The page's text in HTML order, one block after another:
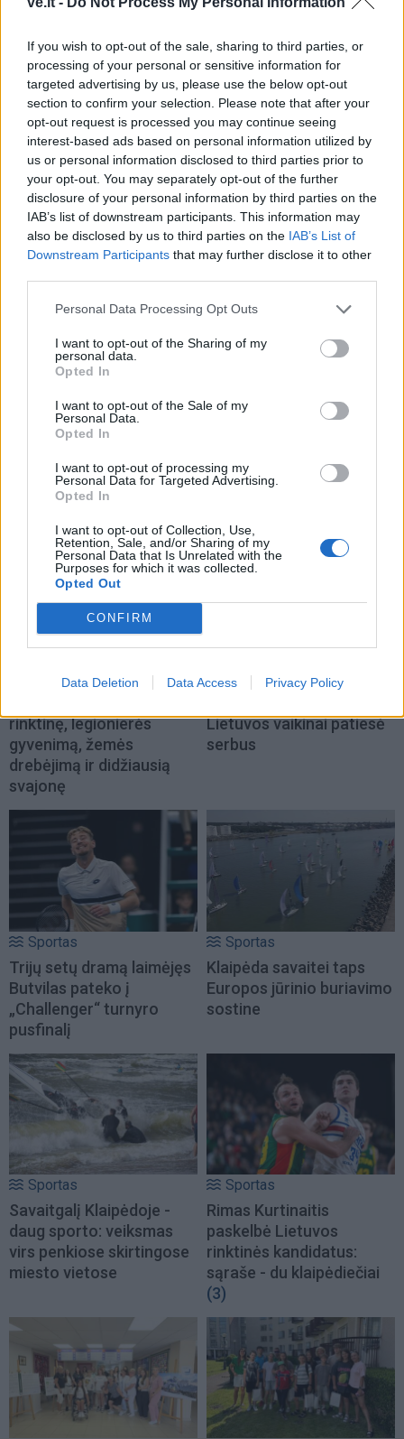
If you wish to opt-out of the sale, sharing to third parties, or
processing of your personal or sensitive information for
targeted advertising by us, please use the below opt-out
section to confirm your selection. Please note that after your
opt-out request is processed you may continue seeing
interest-based ads based on personal information utilized by
us or personal information disclosed to third parties prior to
your opt-out. You may separately opt-out of the further
disclosure of your personal information by third parties on the
IAB’s list of downstream participants. This information may
also be disclosed by us to third parties on the IAB’s List of
Downstream Participants that may further disclose it to other
Personal Data Processing Opt Outs
I want to opt-out of the Sharing of my
personal data.
Opted In
I want to opt-out of the Sale of my
Personal Data.
Opted In
I want to opt-out of processing my
Personal Data for Targeted Advertising.
Opted In
I want to opt-out of Collection, Use,
Retention, Sale, and/or Sharing of my
Personal Data that Is Unrelated with the
Purposes for which it was collected.
Opted Out
CONFIRM
Data Deletion Data Access Privacy Policy
Sutinku sutaisyklėmis
This site is protected by
reCAPTCHA and the Google
Privacy PolicyandTerms of
Service
apply.
Sportas
rinktinę, legionierės
gyvenimą, žemės
drebėjimą ir didžiausią
svajonę
Sportas
Lietuvos vaikinai patiesė
serbus
Sportas
Trijų setų dramą laimėjęs
Butvilas pateko į
„Challenger“ turnyro
pusfinalį
Sportas
Klaipėda savaitei taps
Europos jūrinio buriavimo
sostine
Sportas
Savaitgalį Klaipėdoje -
daug sporto: veiksmas
virs penkiose skirtingose
miesto vietose
Sportas
Rimas Kurtinaitis
paskelbė Lietuvos
rinktinės kandidatus:
sąraše - du klaipėdiečiai
(3)